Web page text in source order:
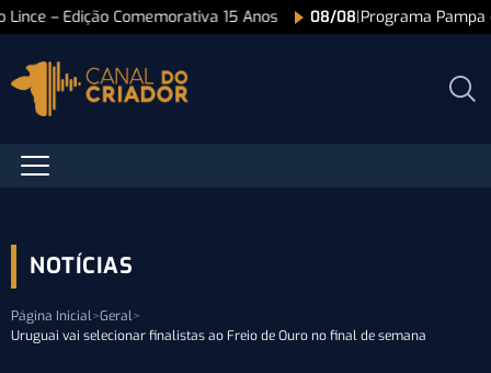
Lince – Edição Comemorativa 15 Anos 08/08|Programa Pampa
NOTÍCIAS
Página Inicial>Geral>
Uruguai vai selecionar finalistas ao Freio de Ouro no final de semana